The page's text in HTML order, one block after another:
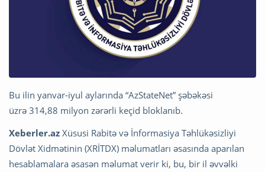
Bu ilin yanvar-iyul aylarında “AzStateNet” şəbəkəsi
üzrə 314,88 milyon zərərli keçid bloklanıb.
Xeberler.az Xüsusi Rabitə və İnformasiya Təhlükəsizliyi
Dövlət Xidmətinin (XRİTDX) məlumatları əsasında aparılan
hesablamalara əsasən məlumat verir ki, bu, bir il əvvəlki